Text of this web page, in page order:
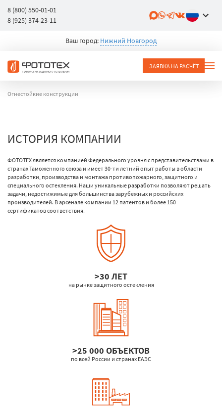
8 (800) 550-01-01
8 (925) 374-23-11
Ваш город: Нижний Новгород
ЗАЯВКА НА РАСЧЁТ
Огнестойкие конструкции
ИСТОРИЯ КОМПАНИИ
ФОТОТЕХ является компанией Федерального уровня с представительствами в
странах Таможенного союза и имеет 30-ти летний опыт работы в области
разработки, производства и монтажа противопожарного, защитного и
специального остекления. Наши уникальные разработки позволяют решать
задачи, недостижимые для большинства зарубежных и российских
производителей. В арсенале компании 12 патентов и более 150
сертификатов соответствия.
>30 ЛЕТ
на рынке защитного остекления
>25 000 ОБЪЕКТОВ
по всей России и странах ЕАЭС